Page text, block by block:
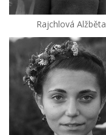
Rajchlová Alžběta